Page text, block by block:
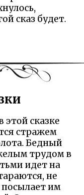
сказ будет.
этой сказке
стражем
Бедный
трудом в
идет на
не
им